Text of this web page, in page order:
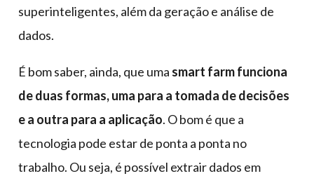
superinteligentes, além da geração e análise de
dados.
É bom saber, ainda, que uma smart farm funciona
de duas formas, uma para a tomada de decisões
e a outra para a aplicação. O bom é que a
tecnologia pode estar de ponta a ponta no
trabalho. Ou seja, é possível extrair dados em